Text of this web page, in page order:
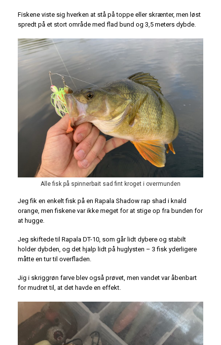
Fiskene viste sig hverken at stå på toppe eller skrænter, men løst
spredt på et stort område med flad bund og 3,5 meters dybde.
Alle fisk på spinnerbait sad fint kroget i overmunden
Jeg fik en enkelt fisk på en Rapala Shadow rap shad i knald
orange, men fiskene var ikke meget for at stige op fra bunden for
at hugge.
Jeg skiftede til Rapala DT-10, som går lidt dybere og stabilt
holder dybden, og det hjalp lidt på huglysten – 3 fisk yderligere
måtte en tur til overfladen.
Jig i skriggrøn farve blev også prøvet, men vandet var åbenbart
for mudret til, at det havde en effekt.